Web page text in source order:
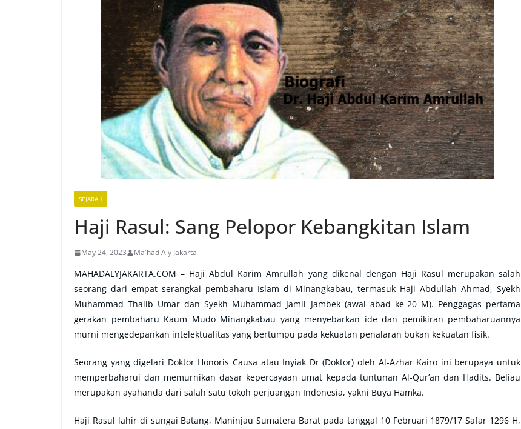
SEJARAH
Haji Rasul: Sang Pelopor Kebangkitan Islam
May 24, 2023 Ma'had Aly Jakarta
MAHADALYJAKARTA.COM – Haji Abdul Karim Amrullah yang dikenal dengan Haji Rasul merupakan salah
seorang dari empat serangkai pembaharu Islam di Minangkabau, termasuk Haji Abdullah Ahmad, Syekh
Muhammad Thalib Umar dan Syekh Muhammad Jamil Jambek (awal abad ke-20 M). Penggagas pertama
gerakan pembaharu Kaum Mudo Minangkabau yang menyebarkan ide dan pemikiran pembaharuannya
murni mengedepankan intelektualitas yang bertumpu pada kekuatan penalaran bukan kekuatan fisik.
Seorang yang digelari Doktor Honoris Causa atau Inyiak Dr (Doktor) oleh Al-Azhar Kairo ini berupaya untuk
memperbaharui dan memurnikan dasar kepercayaan umat kepada tuntunan Al-Qur’an dan Hadits. Beliau
merupakan ayahanda dari salah satu tokoh perjuangan Indonesia, yakni Buya Hamka.
Haji Rasul lahir di sungai Batang, Maninjau Sumatera Barat pada tanggal 10 Februari 1879/17 Safar 1296 H,